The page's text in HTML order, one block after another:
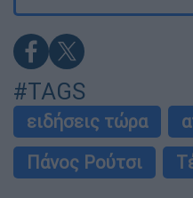
#TAGS
ειδήσεις τώρα
Πάνος Ρούτσι